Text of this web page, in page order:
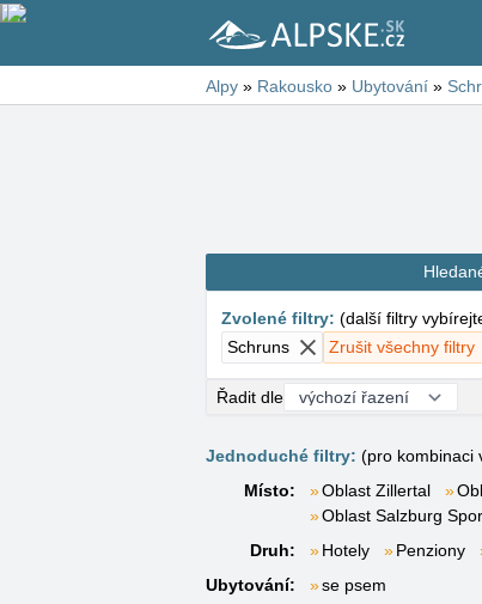
Alpy » Rakousko » Ubytování »
Zvolené filtry: (další filtry
Schruns
Zrušit všechny filtry
Řadit dle
Jednoduché filtry: (pro kombinaci
Místo:
Oblast Zillertal
Oblast Salzburg
Druh:
Hotely Penziony
Ubytování:
se psem